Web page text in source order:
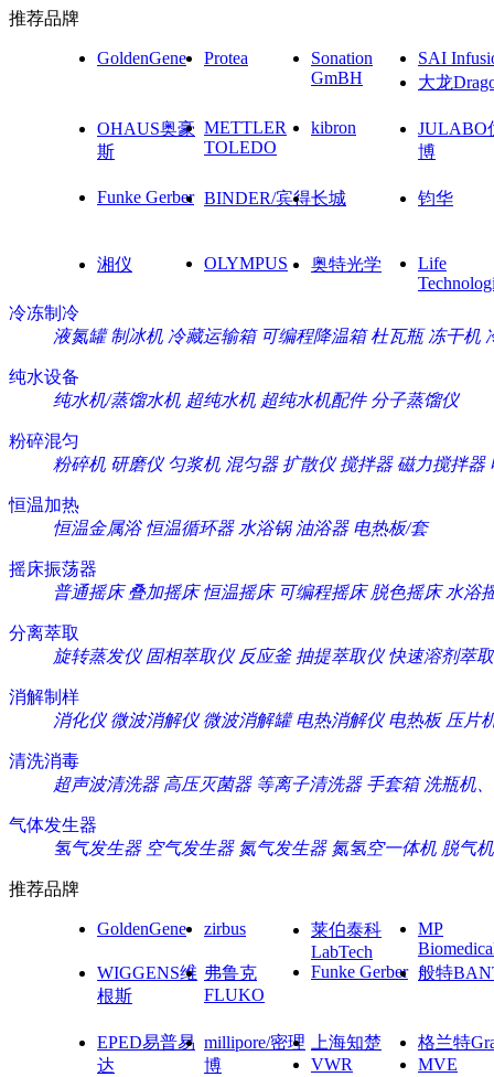
推荐品牌
GoldenGene Protea
Sonation
GmBH
SAI
大龙
OHAUS奥豪
斯
METTLER
TOLEDO
kibron
JULABO
博
Funke Gerber BINDER/宾得长城 钧华
湘仪 OLYMPUS 奥特光学
Life
冷冻制冷
液氮罐 制冰机 冷藏运输箱 可编程降温箱 杜瓦瓶 冻干机
纯水设备
纯水机/蒸馏水机 超纯水机 超纯水机配件 分子蒸馏仪
粉碎混匀
粉碎机 研磨仪 匀浆机 混匀器 扩散仪 搅拌器 磁力搅拌器
恒温加热
恒温金属浴 恒温循环器 水浴锅 油浴器 电热板/套
摇床振荡器
普通摇床 叠加摇床 恒温摇床 可编程摇床 脱色摇床 水浴
分离萃取
旋转蒸发仪 固相萃取仪 反应釜 抽提萃取仪 快速溶剂萃
消解制样
消化仪 微波消解仪 微波消解罐 电热消解仪 电热板 压片
清洗消毒
超声波清洗器 高压灭菌器 等离子清洗器 手套箱 洗瓶机
气体发生器
氢气发生器 空气发生器 氮气发生器 氮氢空一体机 脱气机
推荐品牌
GoldenGene zirbus
莱伯泰科
LabTech
MP
WIGGENS维
根斯
弗鲁克
FLUKO
Funke Gerber 般特
EPED易普易
达
millipore/密理
博
上海知楚
格兰特
VWR
MVE